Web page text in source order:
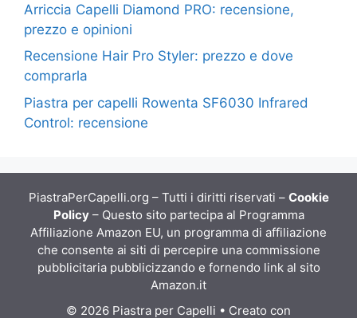
Arriccia Capelli Diamond PRO: recensione,
prezzo e opinioni
Recensione Hair Pro Styler: prezzo e dove
comprarla
Piastra per capelli Rowenta SF6030 Infrared
Control: recensione
PiastraPerCapelli.org – Tutti i diritti riservati – Cookie
Policy– Questo sito partecipa al Programma
Affiliazione Amazon EU, un programma di affiliazione
che consente ai siti di percepire una commissione
pubblicitaria pubblicizzando e fornendo link al sito
Amazon.it
© 2026 Piastra per Capelli • Creato con